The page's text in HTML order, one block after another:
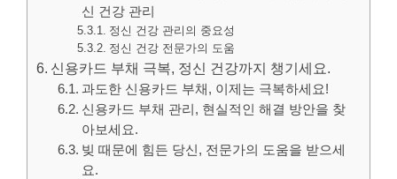
신 건강 관리
정신 건강 관리의 중요성
정신 건강 전문가의 도움
신용카드 부채 극복, 정신 건강까지 챙기세요.
과도한 신용카드 부채, 이제는 극복하세요!
신용카드 부채 관리, 현실적인 해결 방안을 찾
아보세요.
빚 때문에 힘든 당신, 전문가의 도움을 받으세
요.